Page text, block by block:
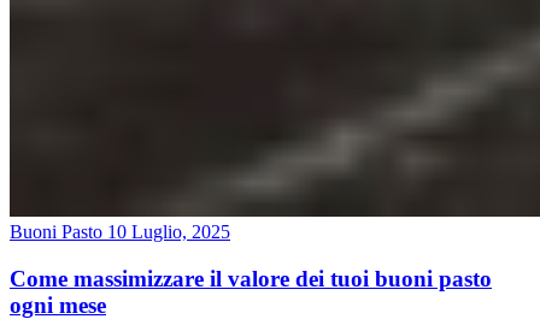
Buoni Pasto 10 Luglio, 2025
Come massimizzare il valore dei tuoi buoni pasto
ogni mese